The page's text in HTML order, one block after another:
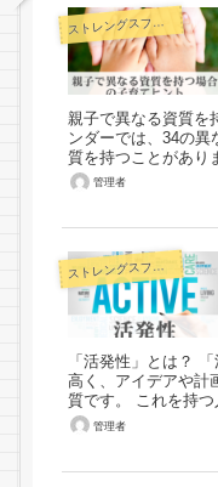
ストレングスファインダー
親子で異なる資質を持つことの
ンダーでは、34の異
質を持つことがあり
管理者
ス トレングスファインダー
「活発性」とは？ 「活発性」（Activator）は、行動力が
高く、アイデアや計
質です。 これ
管理者